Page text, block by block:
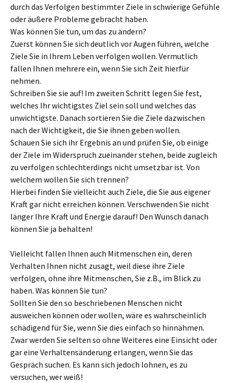
durch das Verfolgen bestimmter Ziele in schwierige Gefühle
oder äußere Probleme gebracht haben.
Was können Sie tun, um das zu ändern?
Zuerst können Sie sich deutlich vor Augen führen, welche
Ziele Sie in Ihrem Leben verfolgen wollen. Vermutlich
fallen Ihnen mehrere ein, wenn Sie sich Zeit hierfür
nehmen.
Schreiben Sie sie auf! Im zweiten Schritt legen Sie fest,
welches Ihr wichtigstes Ziel sein soll und welches das
unwichtigste. Danach sortieren Sie die Ziele dazwischen
nach der Wichtigkeit, die Sie ihnen geben wollen.
Schauen Sie sich ihr Ergebnis an und prüfen Sie, ob einige
der Ziele im Widerspruch zueinander stehen, beide zugleich
zu verfolgen schlechterdings nicht umsetzbar ist. Von
welchem wollen Sie sich trennen?
Hierbei finden Sie vielleicht auch Ziele, die Sie aus eigener
Kraft gar nicht erreichen können. Verschwenden Sie nicht
länger Ihre Kraft und Energie darauf! Den Wunsch danach
können Sie ja behalten!
Vielleicht fallen Ihnen auch Mitmenschen ein, deren
Verhalten Ihnen nicht zusagt, weil diese ihre Ziele
verfolgen, ohne ihre Mitmenschen, Sie z.B., im Blick zu
haben. Was können Sie tun?
Sollten Sie den so beschriebenen Menschen nicht
ausweichen können oder wollen, wäre es wahrscheinlich
schädigend für Sie, wenn Sie dies einfach so hinnähmen.
Zwar werden Sie selten so ohne Weiteres eine Einsicht oder
gar eine Verhaltensänderung erlangen, wenn Sie das
Gespräch suchen. Es kann sich jedoch lohnen, es zu
versuchen, wer weiß!